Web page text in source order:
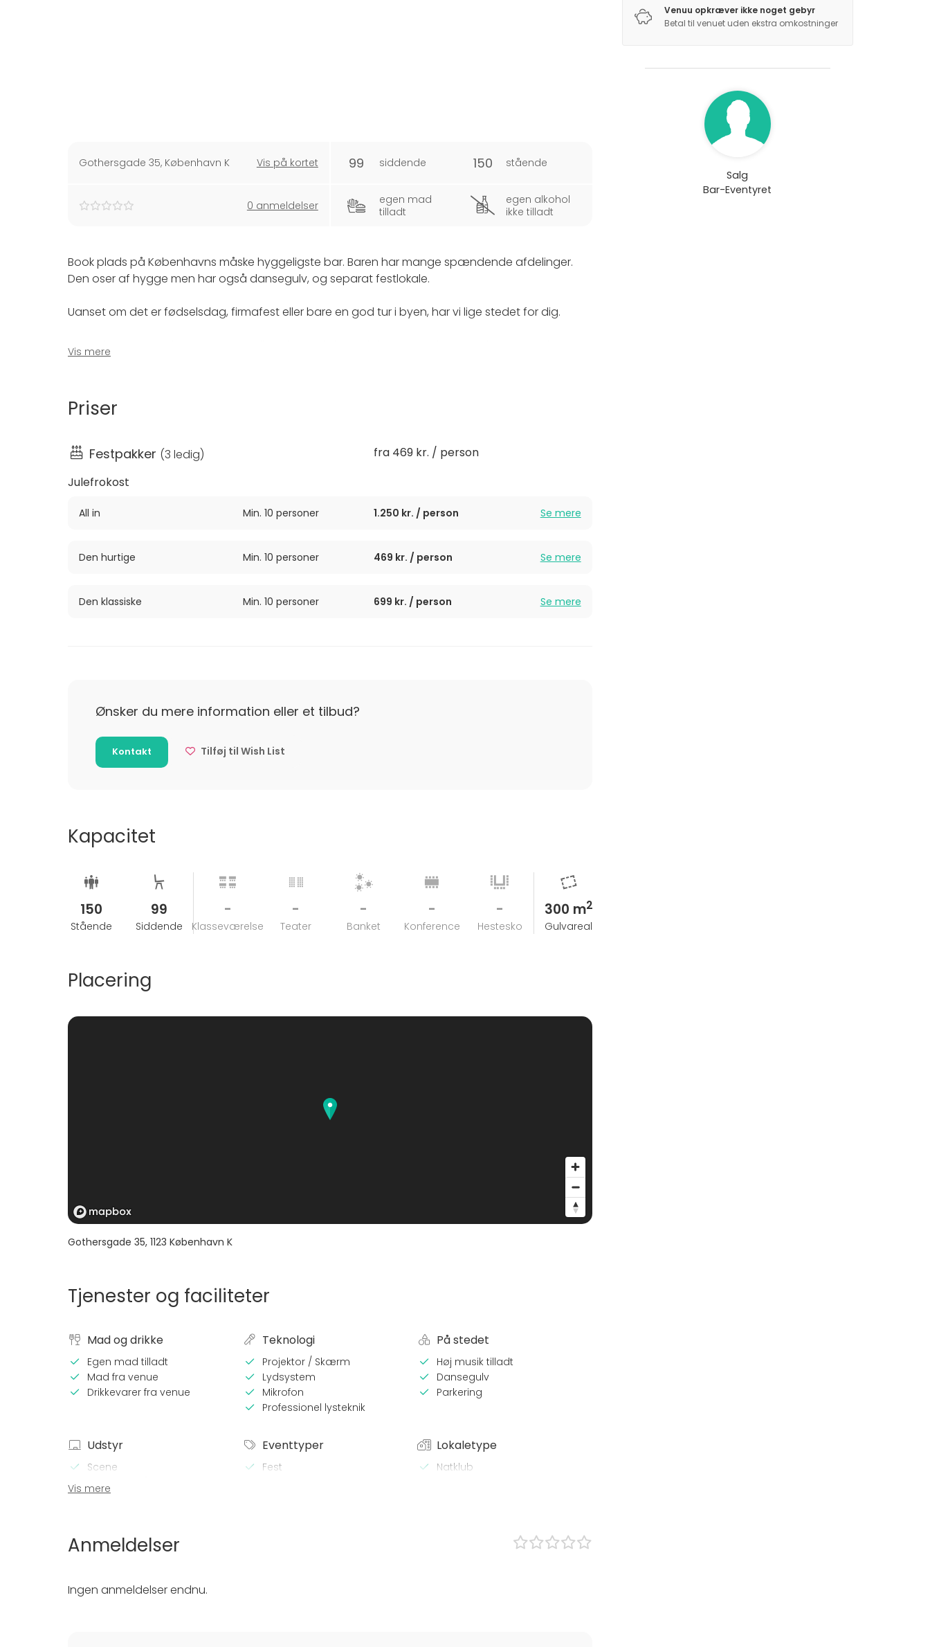
Gothersgade 35, København K Vis på kortet
0 anmeldelser
99 siddende 150 stående
egen mad
tilladt
egen alkohol
ikke tilladt
Book plads på Københavns måske hyggeligste bar. Baren har mange spændende afdelinger.
Den oser af hygge men har også dansegulv, og separat festlokale.
Uanset om det er fødselsdag, firmafest eller bare en god tur i byen, har vi lige stedet for dig.
Bar Celona er møg hyggelig og er allerede kendt for sin livlige atmosfære, og fremragende
service. Vi tilbyder skræddersyede festløsninger, der passer til netop dine ønsker og behov. Fra
velkomne, og vi glæder os til at hjælpe dig med at planlægge den perfekte fest.
Vis mere
Priser
Festpakker (3 ledig)
fra 469 kr. / person
Julefrokost
All in Min. 10 personer 1.250 kr. / person Se mere
Den hurtige Min. 10 personer 469 kr. / person Se mere
Den klassiske Min. 10 personer 699 kr. / person Se mere
Ønsker du mere information eller et tilbud?
Kontakt Tilføj til Wish List
Kapacitet
150
Stående
99
Siddende
-
Klasseværelse
-
Teater
-
Banket
-
Konference
-
Hestesko
300 m2
Gulvareal
Placering
Gothersgade 35, 1123 København K
Tjenester og faciliteter
Mad og drikke
Egen mad tilladt
Mad fra venue
Drikkevarer fra venue
Teknologi
Projektor / Skærm
Lydsystem
Mikrofon
Professionel lysteknik
På stedet
Høj musik tilladt
Dansegulv
Parkering
Udstyr
Scene
Spil (brætspil, bordtennis etc.)
Eventtyper
Fest
Lokaletype
Natklub
Vis mere
Anmeldelser
Ingen anmeldelser endnu.
Venuu opkræver ikke noget gebyr
Betal til venuet uden ekstra omkostninger
Salg
Bar-Eventyret